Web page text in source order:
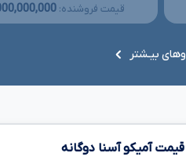
قیمت فروشنده:
بیـشتر
آمیکو آسنا دوگانه